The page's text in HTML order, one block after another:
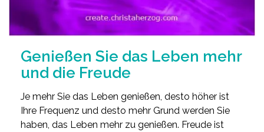
Genießen Sie das Leben mehr
und die Freude
Je mehr Sie das Leben genießen, desto höher ist
Ihre Frequenz und desto mehr Grund werden Sie
haben, das Leben mehr zu genießen. Freude ist